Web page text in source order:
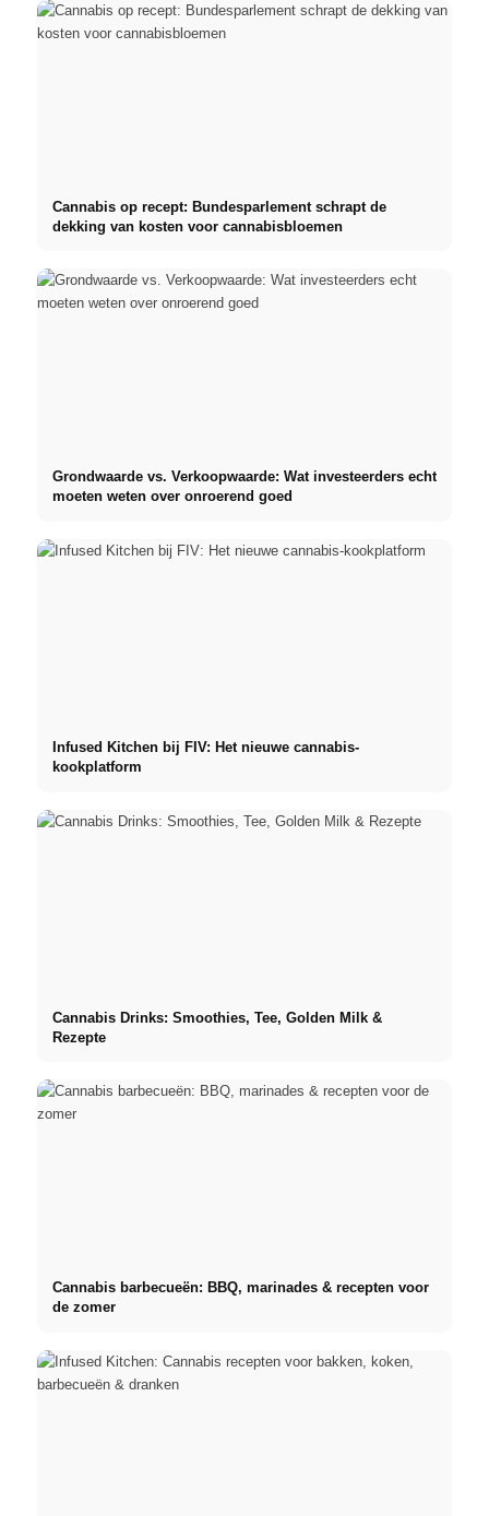
Cannabis op recept: Bundesparlement schrapt de
dekking van kosten voor cannabisbloemen
Grondwaarde vs. Verkoopwaarde: Wat investeerders echt
moeten weten over onroerend goed
Infused Kitchen bij FIV: Het nieuwe cannabis-
kookplatform
Cannabis Drinks: Smoothies, Tee, Golden Milk &
Rezepte
Cannabis barbecueën: BBQ, marinades & recepten voor
de zomer